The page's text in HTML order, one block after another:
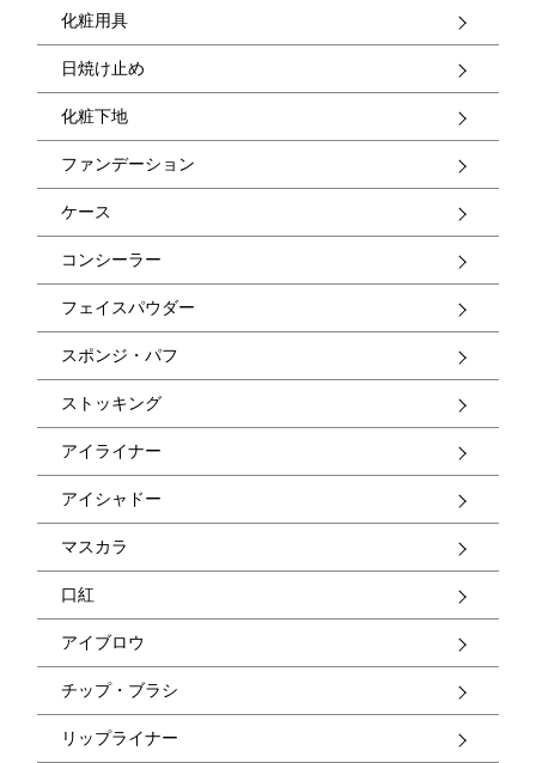
化粧用具
日焼け止め
化粧下地
ファンデーション
ケース
コンシーラー
フェイスパウダー
スポンジ・パフ
ストッキング
アイライナー
アイシャドー
マスカラ
口紅
アイブロウ
チップ・ブラシ
リップライナー